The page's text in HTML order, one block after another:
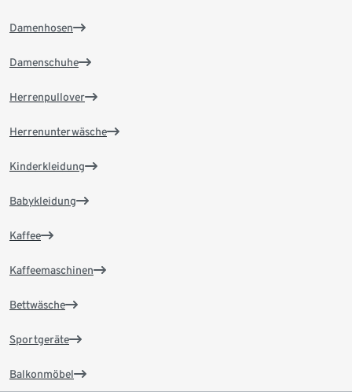
Damenhosen
Damenschuhe
Herrenpullover
Herrenunterwäsche
Kinderkleidung
Babykleidung
Kaffee
Kaffeemaschinen
Bettwäsche
Sportgeräte
Balkonmöbel